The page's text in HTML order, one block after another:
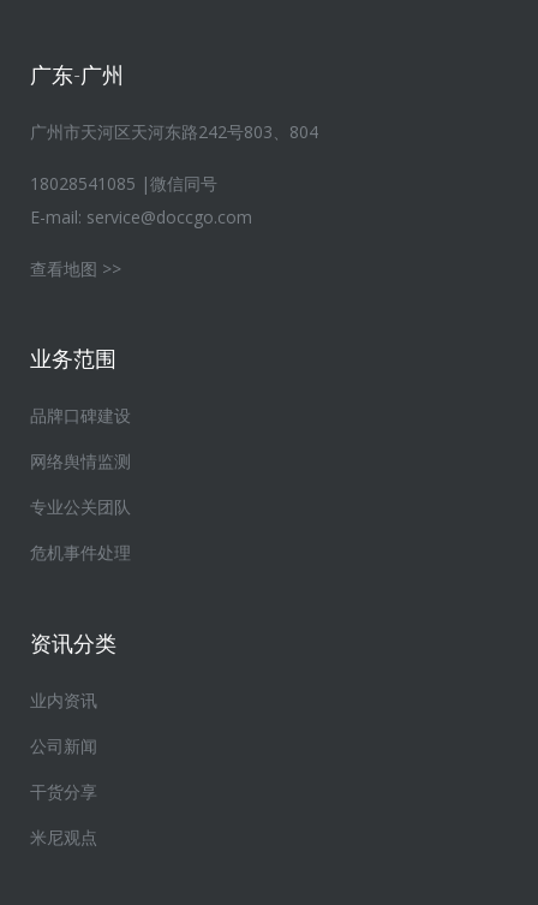
广东-广州
广州市天河区天河东路242号803、804
18028541085 |微信同号
E-mail: service@doccgo.com
查看地图 >>
业务范围
品牌口碑建设
网络舆情监测
专业公关团队
危机事件处理
资讯分类
业内资讯
公司新闻
干货分享
米尼观点